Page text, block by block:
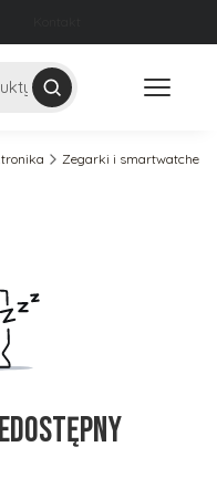
Zegarki i smartwatche